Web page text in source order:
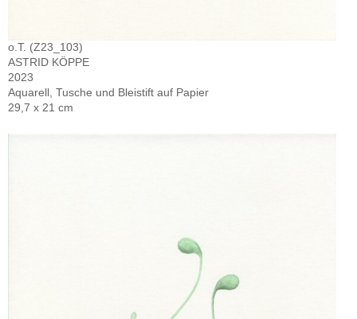
o.T. (Z23_103)
ASTRID KÖPPE
2023
Aquarell, Tusche und Bleistift auf Papier
29,7 x 21 cm